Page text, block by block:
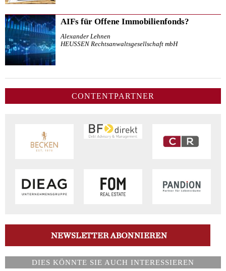
AIFs für Offene Immobilienfonds?
Alexander Lehnen
HEUSSEN Rechtsanwaltsgesellschaft mbH
CONTENTPARTNER
DIES KÖNNTE SIE AUCH INTERESSIEREN